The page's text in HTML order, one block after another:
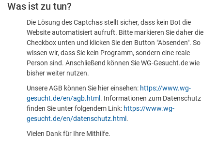
sind
Was ist zu tun?
Die Lösung des Captchas stellt sicher, dass kein Bot die
Website automatisiert aufruft. Bitte markieren Sie daher die
Checkbox unten und klicken Sie den Button "Absenden". So
wissen wir, dass Sie kein Programm, sondern eine reale
Person sind. Anschließend können Sie WG-Gesucht.de wie
bisher weiter nutzen.
Unsere AGB können Sie hier einsehen: https://www.wg-
gesucht.de/en/agb.html . Informationen zum Datenschutz
finden Sie unter folgendem Link: https://www.wg-
gesucht.de/en/datenschutz.html .
Vielen Dank für Ihre Mithilfe.